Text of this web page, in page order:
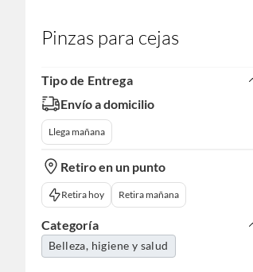
Pinzas para cejas
Tipo de Entrega
Envío a domicilio
Llega mañana
Retiro en un punto
Retira hoy Retira mañana
Categoría
Belleza, higiene y salud